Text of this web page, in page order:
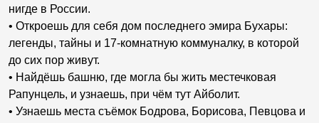
нигде в России.
• Откроешь для себя дом последнего эмира Бухары:
легенды, тайны и 17-комнатную коммуналку, в которой
до сих пор живут.
• Найдёшь башню, где могла бы жить местечковая
Рапунцель, и узнаешь, при чём тут Айболит.
• Узнаешь места съёмок Бодрова, Борисова, Певцова и